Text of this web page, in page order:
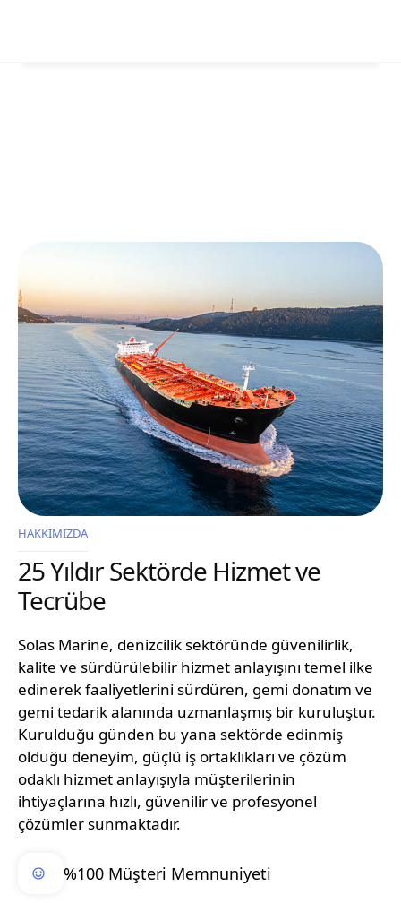
HAKKIMIZDA
25 Yıldır Sektörde Hizmet ve
Tecrübe
Solas Marine, denizcilik sektöründe güvenilirlik,
kalite ve sürdürülebilir hizmet anlayışını temel ilke
edinerek faaliyetlerini sürdüren, gemi donatım ve
gemi tedarik alanında uzmanlaşmış bir kuruluştur.
Kurulduğu günden bu yana sektörde edinmiş
olduğu deneyim, güçlü iş ortaklıkları ve çözüm
odaklı hizmet anlayışıyla müşterilerinin
ihtiyaçlarına hızlı, güvenilir ve profesyonel
çözümler sunmaktadır.
%100 Müşteri Memnuniyeti